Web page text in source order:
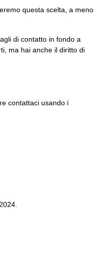
questa scelta, a meno
di contatto in fondo a
ma hai anche il diritto di
contattaci usando i